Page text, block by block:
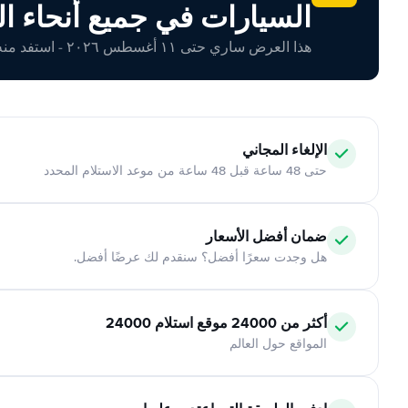
السيارات في جميع أنحاء
هذا العرض ساري حتى ١١ أغسطس ٢٠٢٦ - استفد منه اليوم!
الإلغاء المجاني
حتى 48 ساعة قبل 48 ساعة من موعد الاستلام المحدد
ضمان أفضل الأسعار
هل وجدت سعرًا أفضل؟ سنقدم لك عرضًا أفضل.
أكثر من 24000 موقع استلام 24000
المواقع حول العالم